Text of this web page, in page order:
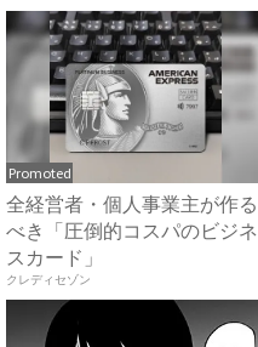
Promoted
全経営者・個人事業主が作る
べき「圧倒的コスパのビジネ
スカード」
クレディセゾン